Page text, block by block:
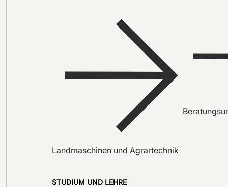
Landmaschinen und Agrartechnik
STUDIUM UND LEHRE